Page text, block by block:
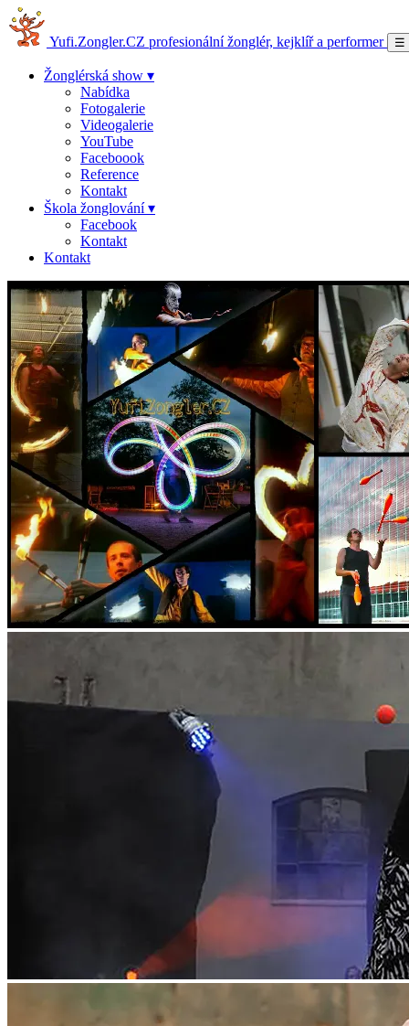
Yufi.Zongler.CZ profesionální žonglér, kejklíř a performer ☰
Žonglérská show ▾
Nabídka
Fotogalerie
Videogalerie
YouTube
Faceboook
Reference
Kontakt
Škola žonglování ▾
Facebook
Kontakt
Kontakt